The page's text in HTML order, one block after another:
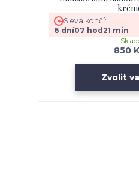
850
Sleva končí:
6 dní07 hod21 min
Zvolit